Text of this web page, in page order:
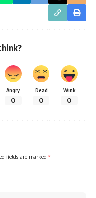
Angry
0
Dead
0
Wink
0
fields are marked *